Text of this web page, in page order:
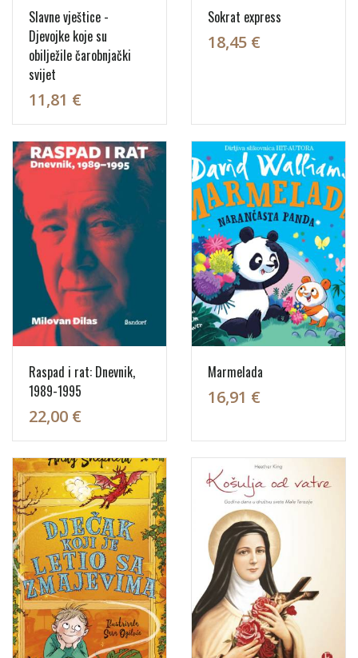
Slavne vještice -
Djevojke koje su
obilježile čarobnjački
svijet
11,81 €
Sokrat express
18,45 €
Raspad i rat: Dnevnik,
1989-1995
22,00 €
Marmelada
16,91 €